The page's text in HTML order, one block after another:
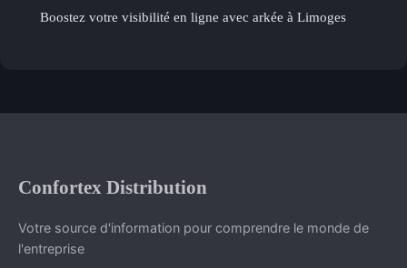
Boostez votre visibilité en ligne avec arkée à Limoges
Confortex Distribution
Votre source d'information pour comprendre le monde de
l'entreprise